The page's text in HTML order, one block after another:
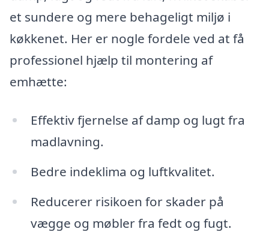
et sundere og mere behageligt miljø i
køkkenet. Her er nogle fordele ved at få
professionel hjælp til montering af
emhætte:
Effektiv fjernelse af damp og lugt fra
madlavning.
Bedre indeklima og luftkvalitet.
Reducerer risikoen for skader på
vægge og møbler fra fedt og fugt.